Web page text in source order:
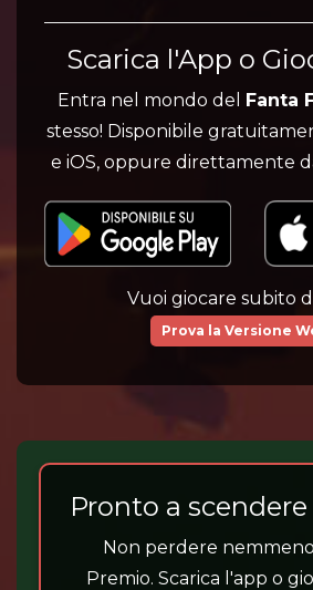
Scarica l'App o
Entra nel mondo del Fanta
stesso! Disponibile
e iOS, oppure direttamente
Vuoi giocare subito
Prova la Versione
Pronto a
Non perdere
Premio. Scarica l'app o